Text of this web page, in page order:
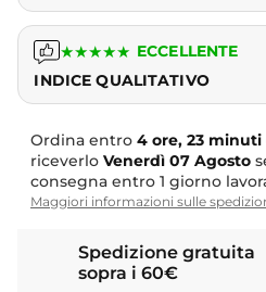
★★★★★ ECCELLENTE
INDICE QUALITATIVO
Ordina entro 4 ore, 23 minuti
Venerdì 07 Agosto
entro 1 giorno lavorativo.
Maggiori informazioni sulle
Spedizione gratuita
sopra i 60€